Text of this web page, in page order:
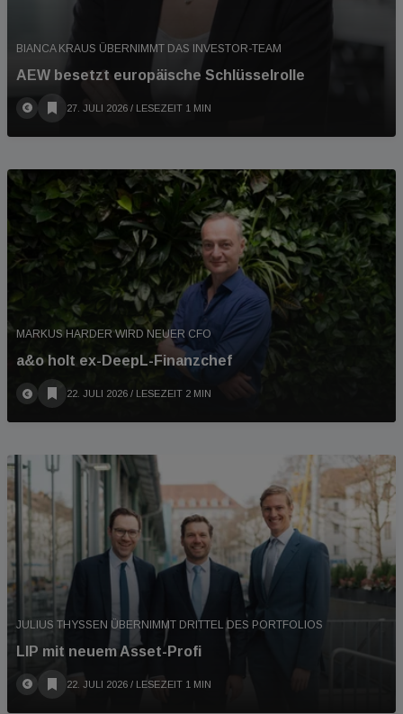
BIANCA KRAUS ÜBERNIMMT DAS INVESTOR-TEAM
AEW besetzt europäische Schlüsselrolle
27. JULI 2026 / LESEZEIT 1 MIN
MARKUS HARDER WIRD NEUER CFO
a&o holt ex-DeepL-Finanzchef
22. JULI 2026 / LESEZEIT 2 MIN
JULIUS THYSSEN ÜBERNIMMT DRITTEL DES PORTFOLIOS
LIP mit neuem Asset-Profi
22. JULI 2026 / LESEZEIT 1 MIN